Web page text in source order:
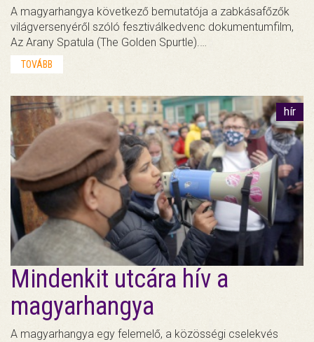
A magyarhangya következő bemutatója a zabkásafőzők
világversenyéről szóló fesztiválkedvenc dokumentumfilm,
Az Arany Spatula (The Golden Spurtle).…
TOVÁBB
hír
Mindenkit utcára hív a
magyarhangya
A magyarhangya egy felemelő, a közösségi cselekvés